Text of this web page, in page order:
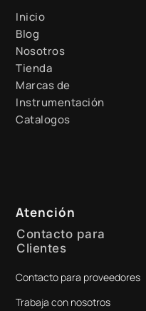
Inicio
Blog
Nosotros
Tienda
Marcas de
Instrumentación
Catalogos
Atención
Contacto para
Clientes
+51 941 525 454
digital@zamtsu.com
Contacto para proveedores
Trabaja con nosotros